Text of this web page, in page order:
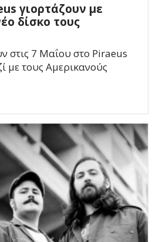
γιορτάζουν με
δίσκο τους
στις 7 Μαΐου στο Piraeus
με τους Αμερικανούς